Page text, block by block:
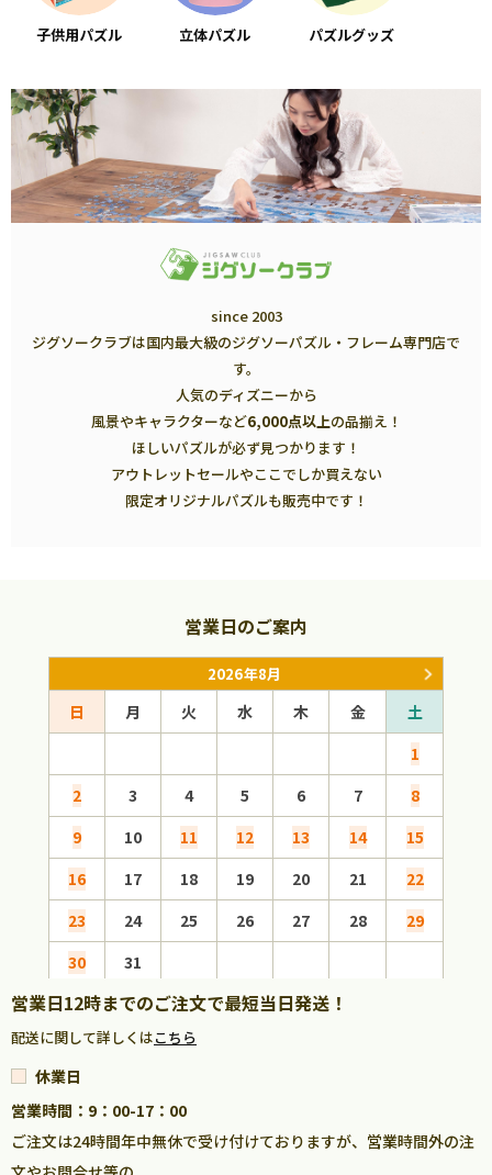
子供用パズル 立体パズル パズルグッズ
since 2003
ジグソークラブは国内最大級のジグソーパズル・フレーム専門店で
す。
人気のディズニーから
風景やキャラクターなど6,000点以上の品揃え！
ほしいパズルが必ず見つかります！
アウトレットセールやここでしか買えない
限定オリジナルパズルも販売中です！
営業日のご案内
2026年8月
日 月 火 水 木 金
土
1
2
3 4 5 6 7
8
9
10 11 12 13 14
15
16
17 18 19 20 21
22
23
24 25 26 27 28
29
30
31
営業日12時までのご注文で最短当日発送！
配送に関して詳しくはこちら
休業日
営業時間：9：00-17：00
ご注文は24時間年中無休で受け付けておりますが、営業時間外の注